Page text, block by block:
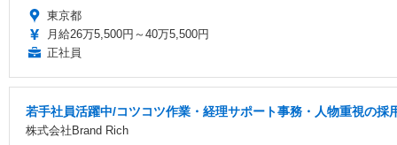
東京都
月給26万5,500円～40万5,500円
正社員
若手社員活躍中/コツコツ作業・経理サポート事務・人物重視の採
株式会社Brand Rich